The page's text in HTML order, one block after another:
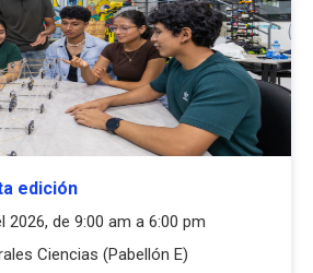
edición
2026, de 9:00 am a 6:00 pm
Ciencias (Pabellón E)